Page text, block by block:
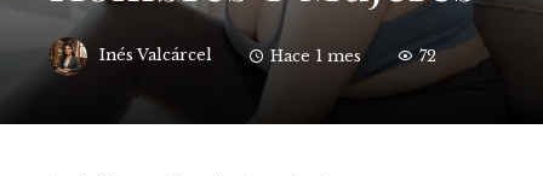
Inés Valcárcel Hace 1 mes 72